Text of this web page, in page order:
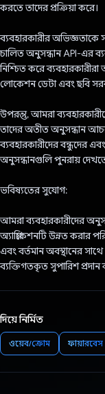
করতে তাদের প্রক্রিয়া করে।
ব্যবহারকারীর অভিজ্ঞতাকে
চালিত অনুসন্ধান API-এর
নিশ্চিত করে
লোকেশন ডেটা এবং ছবি
উপরন্তু, আমরা
তাদের অতীত অনুসন্ধান
ব্যবহারকারীদের বন্ধুদের
অনুসন্ধানগুলি পুনরায়
ভবিষ্যতের সুযোগ:
আমরা ব্যবহারকারীদের
অ্যাপ্লিকেশনটি উন্নত করার
এবং বর্তমান অবস্থানের
ব্যক্তিগতকৃত সুপারিশ প্রদান
দিয়ে নির্মিত
ওয়েব/ক্রোম ফায়ারবেস